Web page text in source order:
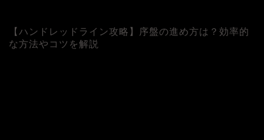
【ハンドレッドライン攻略】序盤の進め方は？効率的
な方法やコツを解説